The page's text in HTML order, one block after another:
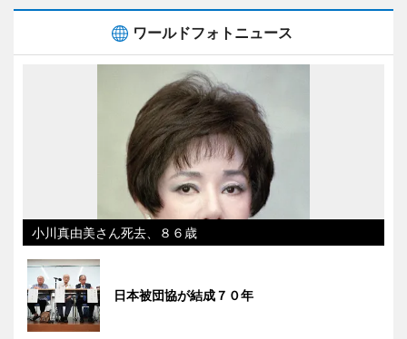
ワールドフォトニュース
小川真由美さん死去、８６歳
日本被団協が結成７０年